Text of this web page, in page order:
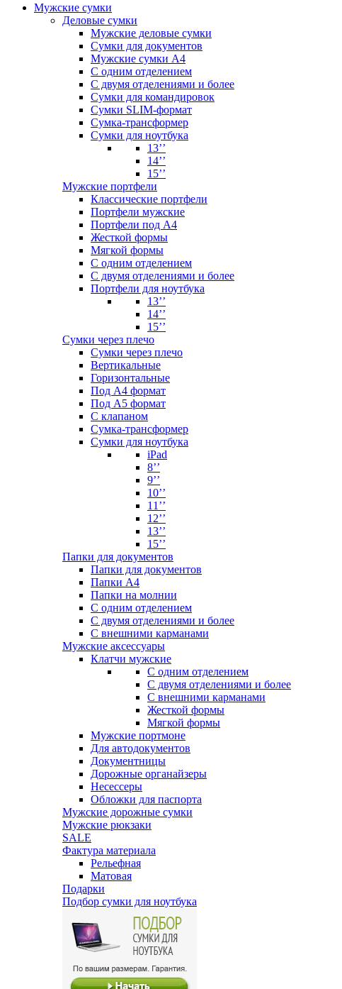
Мужские сумки
Деловые сумки
Мужские деловые сумки
Сумки для документов
Мужские сумки А4
С одним отделением
С двумя отделениями и более
Сумки для командировок
Сумки SLIM-формат
Сумка-трансформер
Сумки для ноутбука
13’’
14’’
15’’
Мужские портфели
Классические портфели
Портфели мужские
Портфели под А4
Жесткой формы
Мягкой формы
С одним отделением
С двумя отделениями и более
Портфели для ноутбука
13’’
14’’
15’’
Сумки через плечо
Сумки через плечо
Вертикальные
Горизонтальные
Под А4 формат
Под А5 формат
С клапаном
Сумка-трансформер
Сумки для ноутбука
iPad
8’’
9’’
10’’
11’’
12’’
13’’
15’’
Папки для документов
Папки для документов
Папки А4
Папки на молнии
С одним отделением
С двумя отделениями и более
С внешними карманами
Мужские аксессуары
Клатчи мужские
С одним отделением
С двумя отделениями и более
С внешними карманами
Жесткой формы
Мягкой формы
Мужские портмоне
Для автодокументов
Документницы
Дорожные органайзеры
Несессеры
Обложки для паспорта
Мужские дорожные сумки
Мужские рюкзаки
SALE
Фактура материала
Рельефная
Матовая
Подарки
Подбор сумки для ноутбука